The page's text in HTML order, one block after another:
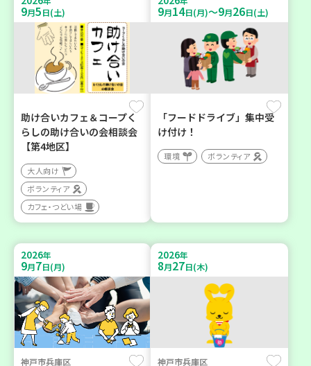
9月5日(土)
助け合いカフェ＆コープく
らしの助け合いの会相談会
【第4地区】
大人向け
ボランティア
カフェ・つどい場
9月14日(月)～9月26日(土)
「フードドライブ」集中受
け付け！
環境 ボランティア
2026年
9月7日(月)
神戸市兵庫区
2026年
8月27日(木)
神戸市兵庫区